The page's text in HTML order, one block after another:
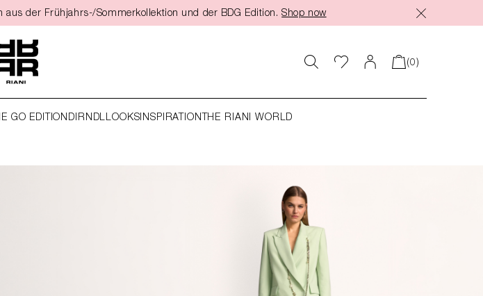
aus der Frühjahrs-/Sommerkollektion und der BDG Edition. Shop now
(0)
GO EDITION DIRNDLLOOKSINSPIRATION THE RIANI WORLD